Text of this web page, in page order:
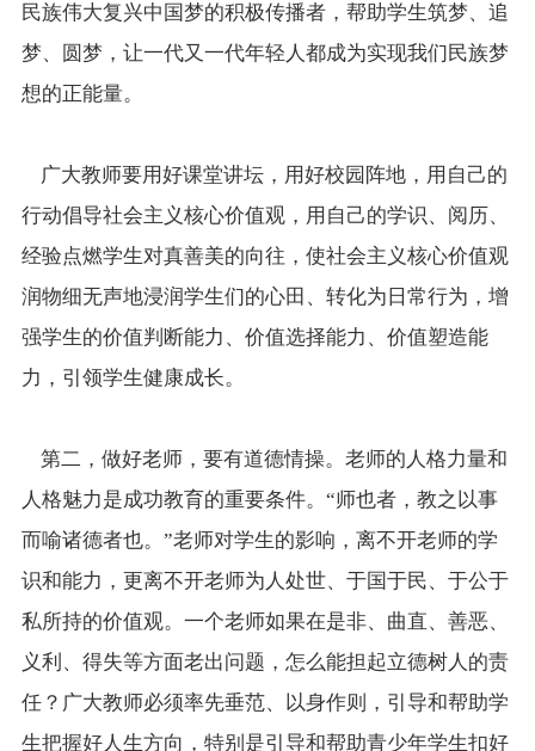
民族伟大复兴中国梦的积极传播者，帮助学生筑梦、追
梦、圆梦，让一代又一代年轻人都成为实现我们民族梦
想的正能量。
广大教师要用好课堂讲坛，用好校园阵地，用自己的
行动倡导社会主义核心价值观，用自己的学识、阅历、
经验点燃学生对真善美的向往，使社会主义核心价值观
润物细无声地浸润学生们的心田、转化为日常行为，增
强学生的价值判断能力、价值选择能力、价值塑造能
力，引领学生健康成长。
第二，做好老师，要有道德情操。老师的人格力量和
人格魅力是成功教育的重要条件。“师也者，教之以事
而喻诸德者也。”老师对学生的影响，离不开老师的学
识和能力，更离不开老师为人处世、于国于民、于公于
私所持的价值观。一个老师如果在是非、曲直、善恶、
义利、得失等方面老出问题，怎么能担起立德树人的责
任？广大教师必须率先垂范、以身作则，引导和帮助学
生把握好人生方向，特别是引导和帮助青少年学生扣好